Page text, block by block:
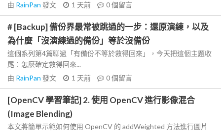
由 RainPan 發文 1 天前 0個留言
# [Backup] 備份界最常被跳過的一步：還原演練，以及
為什麼「沒演練過的備份」等於沒備份
這個系列第4篇聊過「有備份不等於救得回來」，今天把這個主題收
尾：怎麼確定救得回來...
由 RainPan 發文 1 天前 0個留言
[OpenCV 學習筆記] 2. 使用 OpenCV 進行影像混合
(Image Blending)
本文將簡單示範如何使用 OpenCV 的 addWeighted 方法進行圖片